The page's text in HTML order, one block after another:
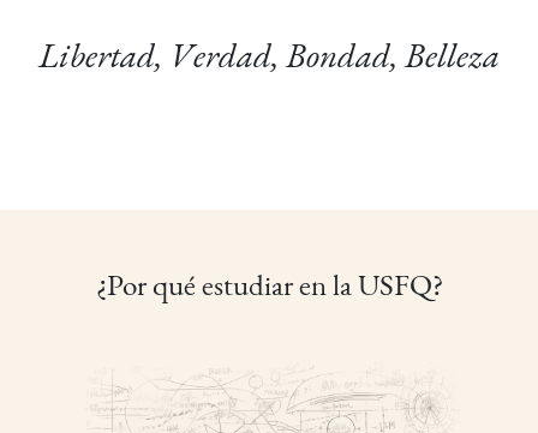
Libertad, Verdad, Bondad, Belleza
¿Por qué estudiar en la USFQ?